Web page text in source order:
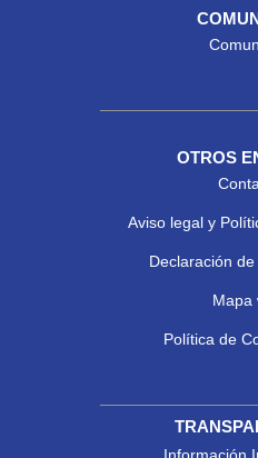
OTROS
Aviso legal y
Declaración
Mapa
Política de